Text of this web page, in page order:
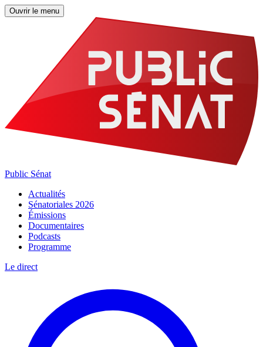
Ouvrir le menu
Public Sénat
Actualités
Sénatoriales 2026
Émissions
Documentaires
Podcasts
Programme
Le direct